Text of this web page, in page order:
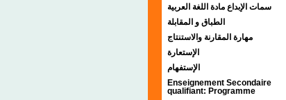
سمات الإبداع مادة اللغة العربية
الطباق و المقابلة
مهارة المقارنة والاستنتاج
الإستعارة
الإستفهام
Enseignement Secondaire
qualifiant: Programme